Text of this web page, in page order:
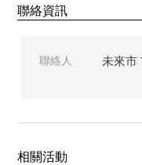
聯絡資訊
聯絡人 未來市
相關活動